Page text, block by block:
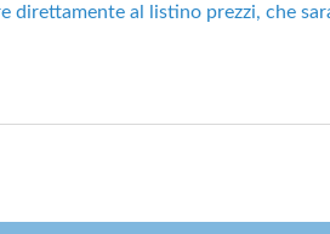
direttamente al listino prezzi, che